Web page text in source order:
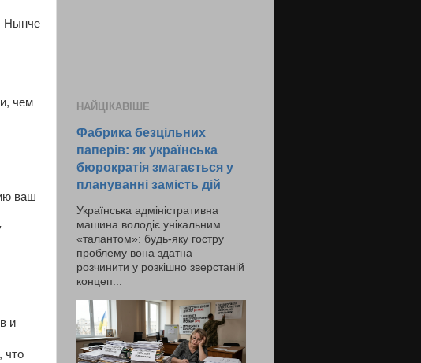
Нынче
чем
ваш
и
что
НАЙЦІКАВІШЕ
Фабрика безцільних
паперів: як українська
бюрократія змагається у
плануванні замість дій
Українська адміністративна
машина володіє унікальним
«талантом»: будь-яку гостру
проблему вона здатна
розчинити у розкішно зверстаній
концеп...